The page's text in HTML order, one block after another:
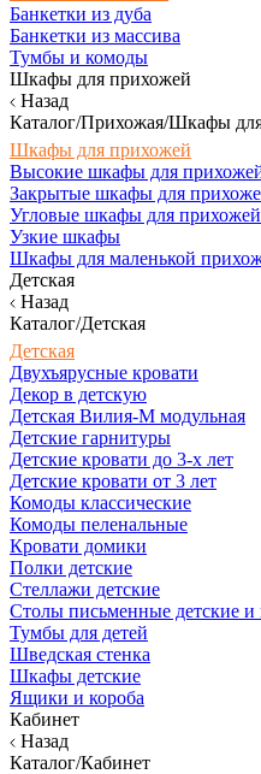
Банкетки из дуба
Банкетки из массива
Тумбы и комоды
Шкафы для прихожей
Назад
Каталог/Прихожая/Шкафы
Шкафы для прихожей
Высокие шкафы для
Закрытые шкафы для
Угловые шкафы для прихожей
Узкие шкафы
Шкафы для маленькой
Детская
Назад
Каталог/Детская
Детская
Двухъярусные кровати
Декор в детскую
Детская Вилия-М модульная
Детские гарнитуры
Детские кровати до 3-х лет
Детские кровати от 3 лет
Комоды классические
Комоды пеленальные
Кровати домики
Полки детские
Стеллажи детские
Столы письменные детские и
Тумбы для детей
Шведская стенка
Шкафы детские
Ящики и короба
Кабинет
Назад
Каталог/Кабинет